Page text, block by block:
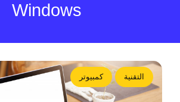
Windows
التقنية كمبيوتر